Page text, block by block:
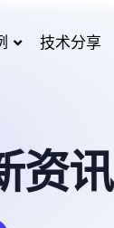
技术分享
资讯